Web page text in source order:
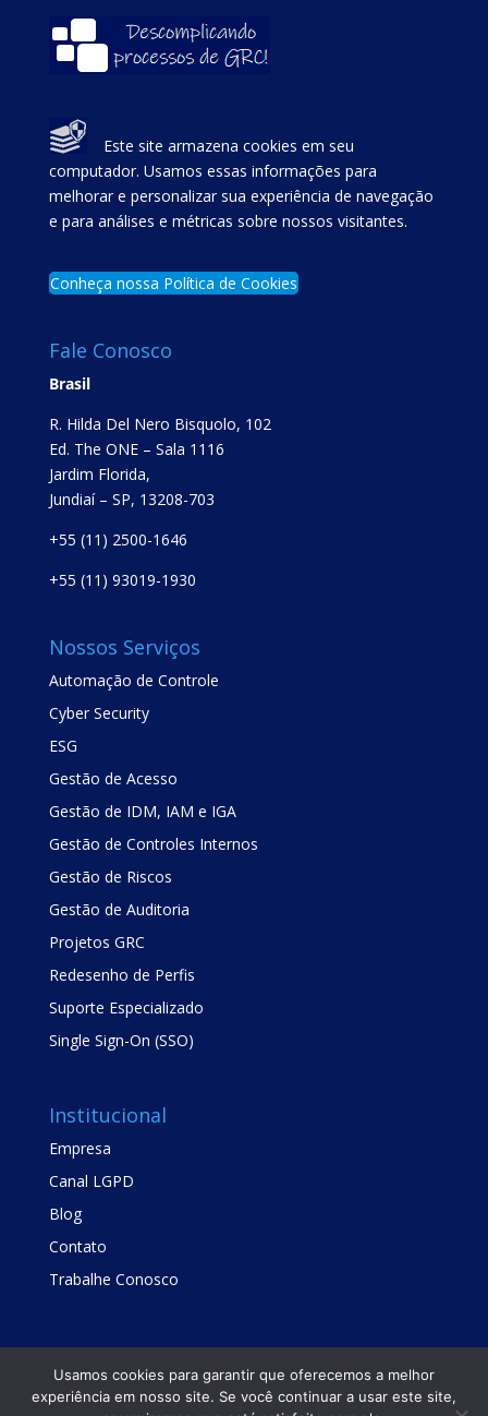
Este site armazena cookies em seu
computador. Usamos essas informações para
melhorar e personalizar sua experiência de navegação
e para análises e métricas sobre nossos visitantes.
Conheça nossa Política de Cookies
Fale Conosco
Brasil
R. Hilda Del Nero Bisquolo, 102
Ed. The ONE – Sala 1116
Jardim Florida,
Jundiaí – SP, 13208-703
+55 (11) 2500-1646
+55 (11) 93019-1930
Nossos Serviços
Automação de Controle
Cyber Security
ESG
Gestão de Acesso
Gestão de IDM, IAM e IGA
Gestão de Controles Internos
Gestão de Riscos
Gestão de Auditoria
Projetos GRC
Redesenho de Perfis
Suporte Especializado
Single Sign-On (SSO)
Institucional
Empresa
Canal LGPD
Blog
Contato
Trabalhe Conosco
Usamos cookies para garantir que oferecemos a melhor
experiência em nosso site. Se você continuar a usar este site,